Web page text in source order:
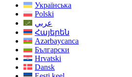
Українська
Polski
عربي
Հայերեն
Azərbaycanca
Български
Hrvatski
Dansk